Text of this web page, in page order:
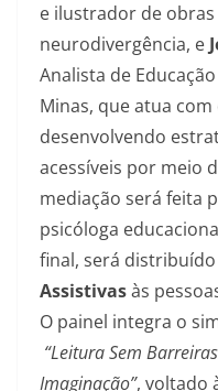
e ilustrador de
neurodivergência, e
Analista de
Minas, que atua
desenvolvendo
acessíveis por meio
mediação será feita
psicóloga
final, será
Assistivasàs
O painel integra o
“Leitura Sem
Imaginação”, voltado